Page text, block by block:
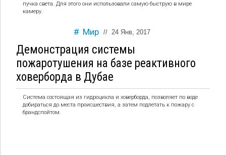
пучка света. Для этого они использовали самую быструю в мире
камеру.
Мир // 24 Янв, 2017
Демонстрация системы
пожаротушения на базе реактивного
ховерборда в Дубае
Система состоящая из гидроцикла и ховерборда, позволяет по воде
добираться до места происшествия, а затем подлетать к пожару с
брандспойтом.